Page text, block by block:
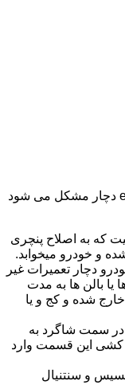
شایع ترین حالت هایی که طی آن سیستم ecs دچار مشکل می شود
که به اصلاح پنچری
و خودرو میخوابد.
دچار تعمیرات غیر
یا بالن ها به مدت
شده و کج و یا
در سمت شاگرد به
کشی این قسمت وارد
و سنتنیال